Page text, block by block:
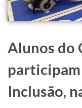
Alunos do
participam
Inclusão,